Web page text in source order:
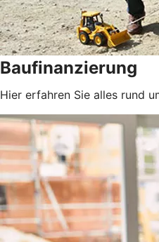
Baufinanzierung
Hier erfahren Sie alles rund